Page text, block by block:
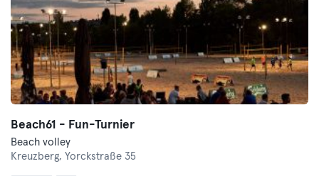
Beach61 - Fun-Turnier
Beach volley
Kreuzberg, Yorckstraße 35